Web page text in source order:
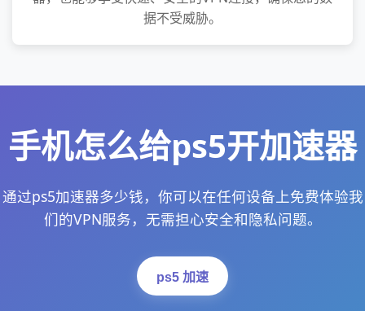
据不受威胁。
手机怎么给ps5开加速器
通过ps5加速器多少钱，你可以在任何设备上免费体验我
们的VPN服务，无需担心安全和隐私问题。
ps5 加速